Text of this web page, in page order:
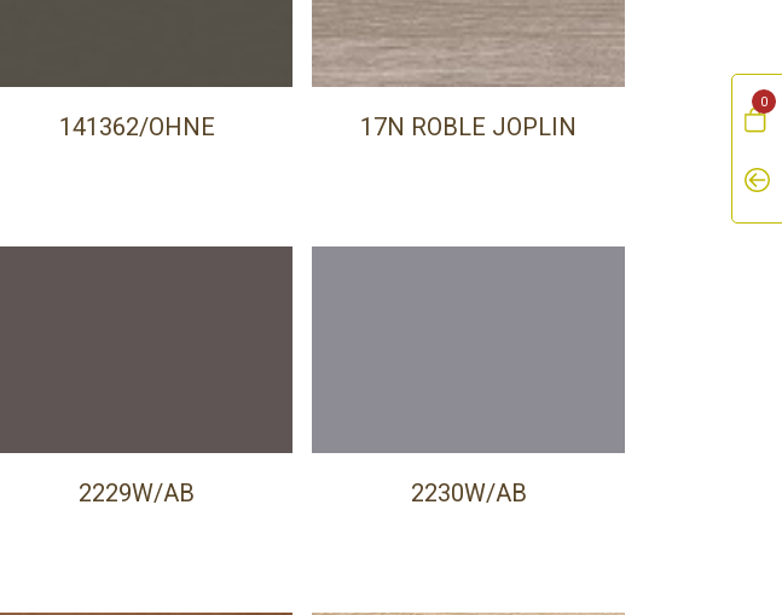
141362/OHNE 17N ROBLE JOPLIN
2229W/AB 2230W/AB
0